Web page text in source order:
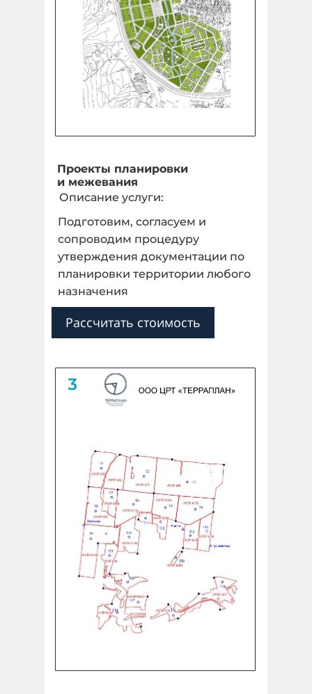
Проекты планировки
и межевания
Описание услуги:
Подготовим, согласуем и
сопроводим процедуру
утверждения документации по
планировки территории любого
назначения
Рассчитать стоимость